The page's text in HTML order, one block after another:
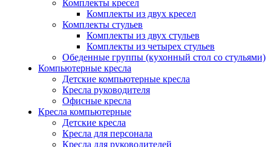
Комплекты кресел
Комплекты из двух кресел
Комплекты стульев
Комплекты из двух стульев
Комплекты из четырех стульев
Обеденные группы (кухонный стол со стульями)
Компьютерные кресла
Детские компьютерные кресла
Кресла руководителя
Офисные кресла
Кресла компьютерные
Детские кресла
Кресла для персонала
Кресла для руководителей